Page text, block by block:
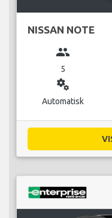
NISSAN NOTE
group
5
miscellaneous_services
Automatisk